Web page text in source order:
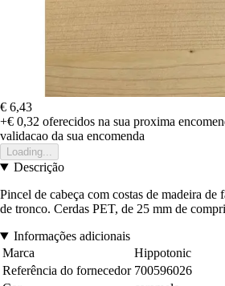
€ 6,43
+€ 0,32 oferecidos na sua proxima
validacao da sua encomenda
Loading...
Descrição
Pincel de cabeça com costas de madeira de
de tronco. Cerdas PET, de 25 mm de
Informações adicionais
Marca
Hippotonic
Referência do fornecedor 700596026